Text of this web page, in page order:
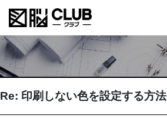
Re: 印刷しない色を設定する方法